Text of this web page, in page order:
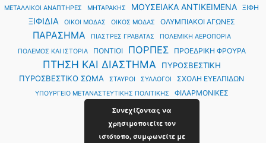
ΜΕΤΑΛΛΙΚΟΙ ΑΝΑΠΤΗΡΕΣ ΜΗΤΑΡΑΚΗΣ ΜΟΥΣΕΙΑΚΑ ΑΝΤΙΚΕΙΜΕΝΑ ΞΙΦΗ
ΞΙΦΙΔΙΑ ΟΙΚΟΙ ΜΟΔΑΣ ΟΙΚΟΣ ΜΟΔΑΣ ΟΛΥΜΠΙΑΚΟΙ ΑΓΩΝΕΣ
ΠΑΡΑΣΗΜΑ ΠΙΑΣΤΡΕΣ ΓΡΑΒΑΤΑΣ
ΠΟΛΕΜΙΚΗ ΑΕΡΟΠΟΡΙΑ
ΠΟΛΕΜΟΣ ΚΑΙ ΙΣΤΟΡΙΑ
ΠΟΝΤΙΟΙ ΠΟΡΠΕΣ ΠΡΟΕΔΡΙΚΗ ΦΡΟΥΡΑ
ΠΤΗΣΗ ΚΑΙ ΔΙΑΣΤΗΜΑ
ΠΥΡΟΣΒΕΣΤΙΚΗ
ΠΥΡΟΣΒΕΣΤΙΚΟ ΣΩΜΑ
ΣΤΑΥΡΟΙ ΣΥΛΛΟΓΟΙ ΣΧΟΛΗ ΕΥΕΛΠΙΔΩΝ
ΥΠΟΥΡΓΕΙΟ ΜΕΤΑΝΑΣΤΕΥΤΙΚΗΣ ΠΟΛΙΤΙΚΗΣ
ΦΙΛΑΡΜΟΝΙΚΕΣ
Συνεχίζοντας να
χρησιμοποιείτε τον
ιστότοπο, συμφωνείτε με